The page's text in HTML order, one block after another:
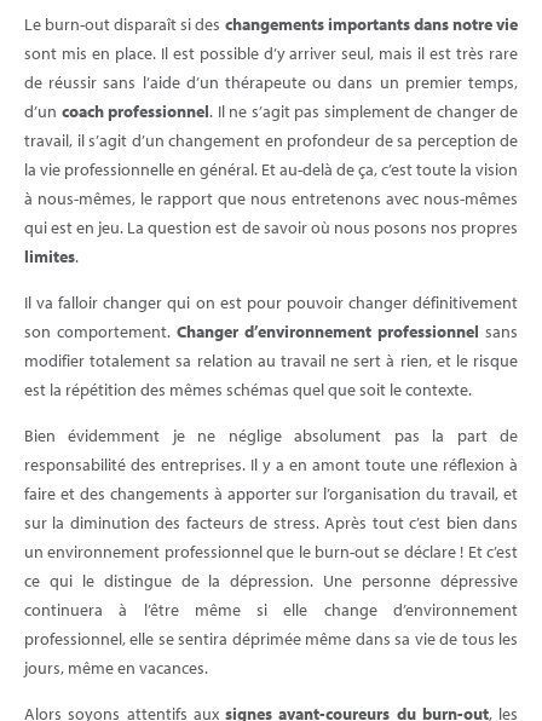
Le burn-out disparaît si des changements importants dans notre vie
sont mis en place. Il est possible d’y arriver seul, mais il est très rare
de réussir sans l’aide d’un thérapeute ou dans un premier temps,
d’un coach professionnel. Il ne s’agit pas simplement de changer de
travail, il s’agit d’un changement en profondeur de sa perception de
la vie professionnelle en général. Et au-delà de ça, c’est toute la vision
à nous-mêmes, le rapport que nous entretenons avec nous-mêmes
qui est en jeu. La question est de savoir où nous posons nos propres
limites.
Il va falloir changer qui on est pour pouvoir changer définitivement
son comportement. Changer d’environnement professionnel sans
modifier totalement sa relation au travail ne sert à rien, et le risque
est la répétition des mêmes schémas quel que soit le contexte.
Bien évidemment je ne néglige absolument pas la part de
responsabilité des entreprises. Il y a en amont toute une réflexion à
faire et des changements à apporter sur l’organisation du travail, et
sur la diminution des facteurs de stress. Après tout c’est bien dans
un environnement professionnel que le burn-out se déclare ! Et c’est
ce qui le distingue de la dépression. Une personne dépressive
continuera à l’être même si elle change d’environnement
professionnel, elle se sentira déprimée même dans sa vie de tous les
jours, même en vacances.
Alors soyons attentifs aux signes avant-coureurs du burn-out, les